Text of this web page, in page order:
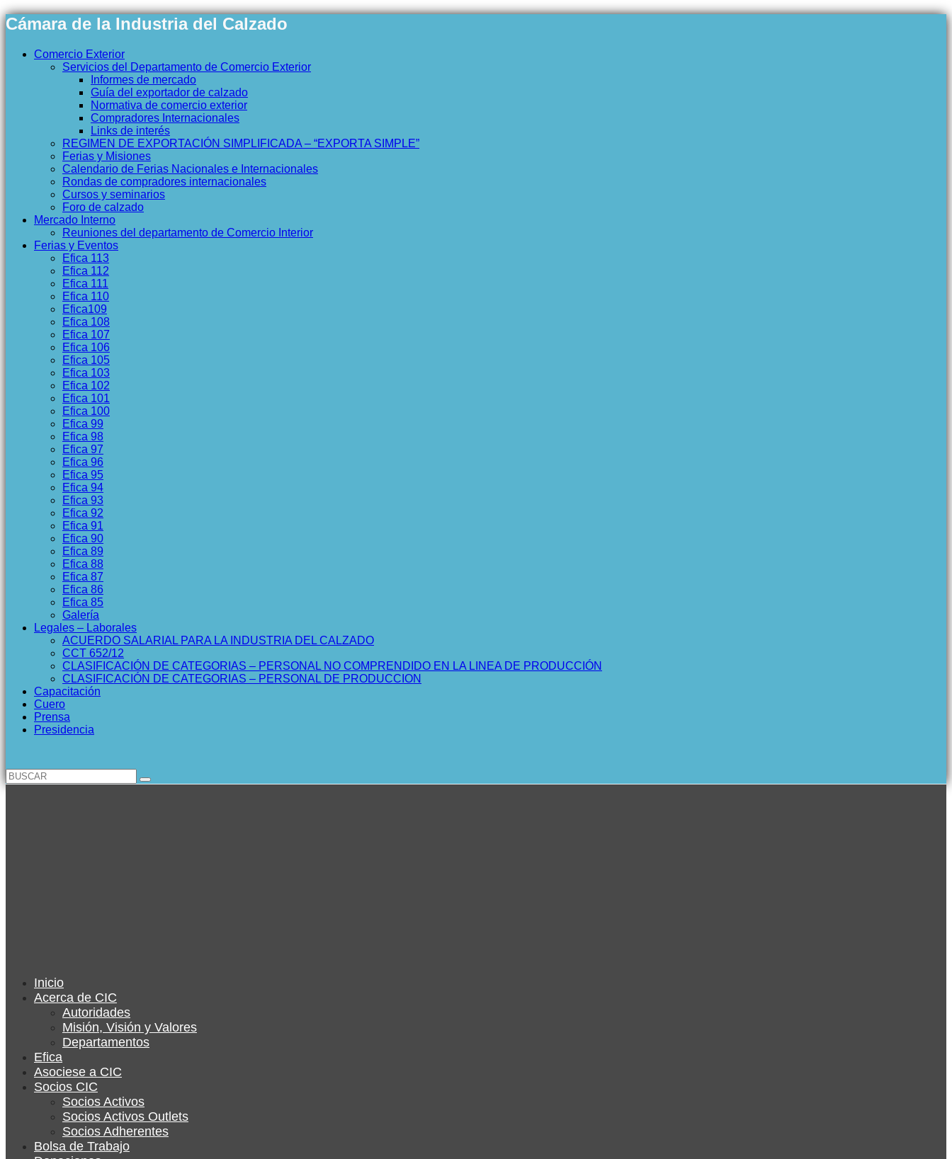
Cámara de la Industria del Calzado
Comercio Exterior
Servicios del Departamento de Comercio Exterior
Informes de mercado
Guía del exportador de calzado
Normativa de comercio exterior
Compradores Internacionales
Links de interés
REGIMEN DE EXPORTACIÓN SIMPLIFICADA – “EXPORTA SIMPLE”
Ferias y Misiones
Calendario de Ferias Nacionales e Internacionales
Rondas de compradores internacionales
Cursos y seminarios
Foro de calzado
Mercado Interno
Reuniones del departamento de Comercio Interior
Ferias y Eventos
Efica 113
Efica 112
Efica 111
Efica 110
Efica109
Efica 108
Efica 107
Efica 106
Efica 105
Efica 103
Efica 102
Efica 101
Efica 100
Efica 99
Efica 98
Efica 97
Efica 96
Efica 95
Efica 94
Efica 93
Efica 92
Efica 91
Efica 90
Efica 89
Efica 88
Efica 87
Efica 86
Efica 85
Galería
Legales – Laborales
ACUERDO SALARIAL PARA LA INDUSTRIA DEL CALZADO
CCT 652/12
CLASIFICACIÓN DE CATEGORIAS – PERSONAL NO COMPRENDIDO EN LA LINEA DE PRODUCCIÓN
CLASIFICACIÓN DE CATEGORIAS – PERSONAL DE PRODUCCION
Capacitación
Cuero
Prensa
Presidencia
Inicio
Acerca de CIC
Autoridades
Misión, Visión y Valores
Departamentos
Efica
Asociese a CIC
Socios CIC
Socios Activos
Socios Activos Outlets
Socios Adherentes
Bolsa de Trabajo